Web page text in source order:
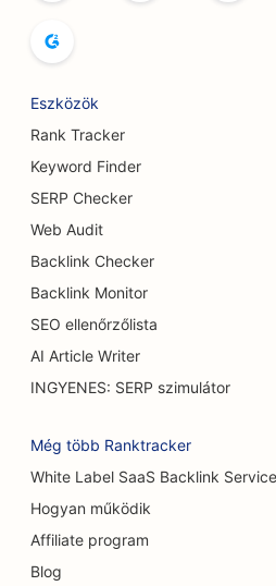
SEO a mellnagyobbítási
SEO büfé éttermek számára
SEO a cukrászdák számára
SEO autókereskedések
SEO az égési sebészek
SEO a szőnyeg és
SEO alkalmi éttermek számára
Eszközök
Rank Tracker
Keyword Finder
SERP Checker
Web Audit
Backlink Checker
Backlink Monitor
SEO ellenőrzőlista
AI Article Writer
INGYENES: SERP szimulátor
Még több Ranktracker
White Label SaaS Backlink Service
Hogyan működik
Affiliate program
Blog